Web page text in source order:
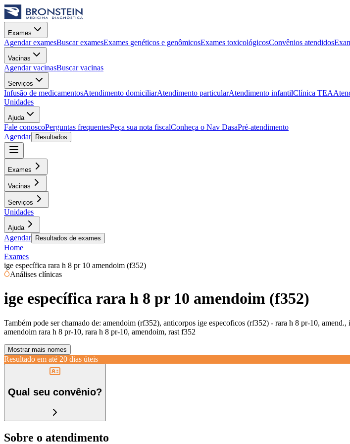
Exames
Agendar examesBuscar examesExames genéticos e genômicosExames toxicológicosConvênios atendidos
Vacinas
Agendar vacinasBuscar vacinas
Serviços
Infusão de medicamentosAtendimento domiciliarAtendimento particularAtendimento infantilClínica TEA
Unidades
Ajuda
Fale conoscoPerguntas frequentesPeça sua nota fiscalConheça o Nav DasaPré-atendimento
Agendar
Resultados
Exames
Vacinas
Serviços
Unidades
Ajuda
Agendar Resultados de exames
Home
Exames
ige específica rara h 8 pr 10 amendoim (f352)
Análises clínicas
ige específica rara h 8 pr 10 amendoim (f352)
Também pode ser chamado de: amendoim (rf352), anticorpos ige especoficos (rf352) - rara h 8 pr-10,
amendoim rara h 8 pr-10, rara h 8 pr-10, amendoim, rast f352
Mostrar mais nomes
Resultado em até 20 dias úteis
Qual seu convênio?
Sobre o atendimento